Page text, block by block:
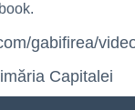
gabifirea/
Capitalei